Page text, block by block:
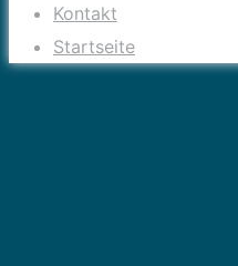
Kontakt
Startseite